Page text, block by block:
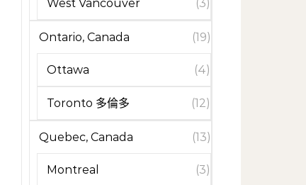
West Vancouver (3)
Ontario, Canada (19)
Ottawa (4)
Toronto 多倫多 (12)
Quebec, Canada (13)
Montreal (3)